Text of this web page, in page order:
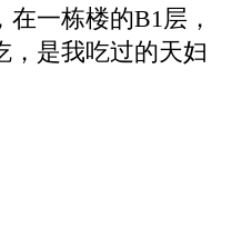
一栋楼的B1层，
，是我吃过的天妇